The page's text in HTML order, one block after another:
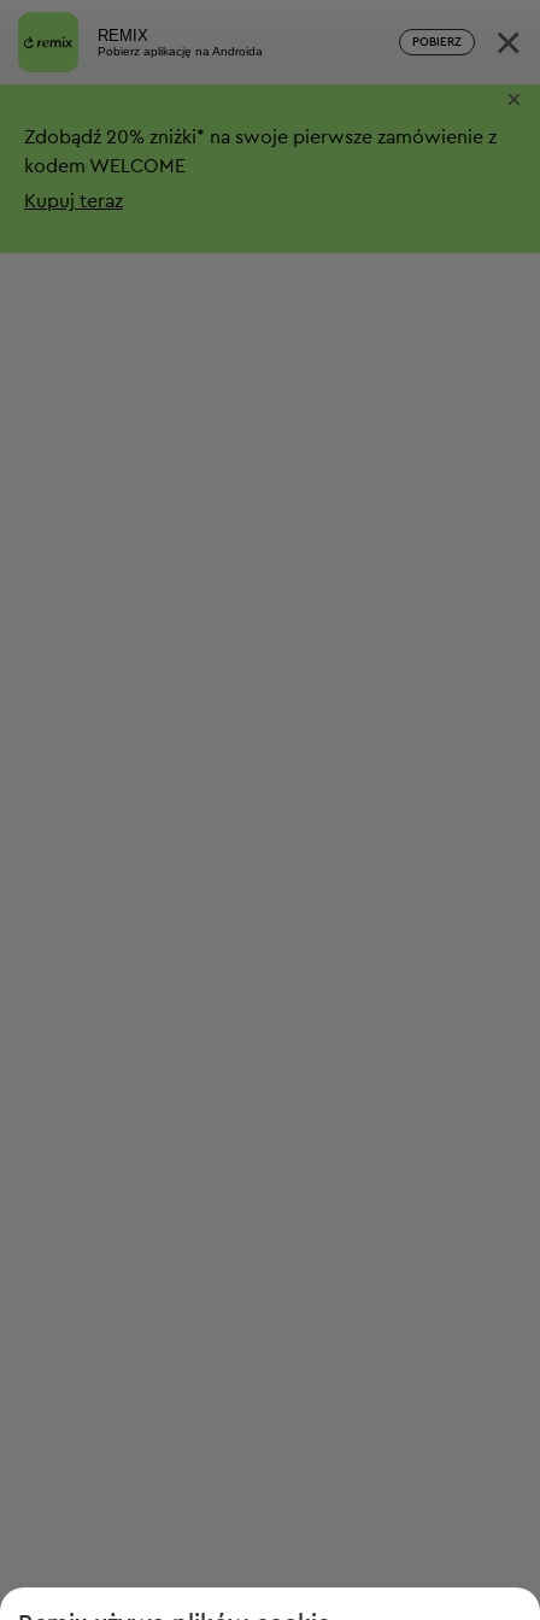
REMIX
Pobierz aplikację na Androida
POBIERZ ×
Zdobądź 20% zniżki* na swoje pierwsze zamówienie z
kodem WELCOME
Kupuj teraz
×